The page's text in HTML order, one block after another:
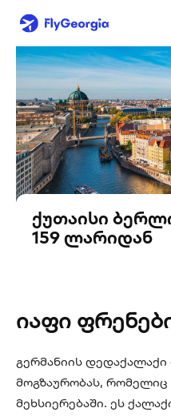
ქუთაისი
159 ლარიდან
იაფი
გერმანიის
მოგზაურობას,
მეხსიერებაში. ეს